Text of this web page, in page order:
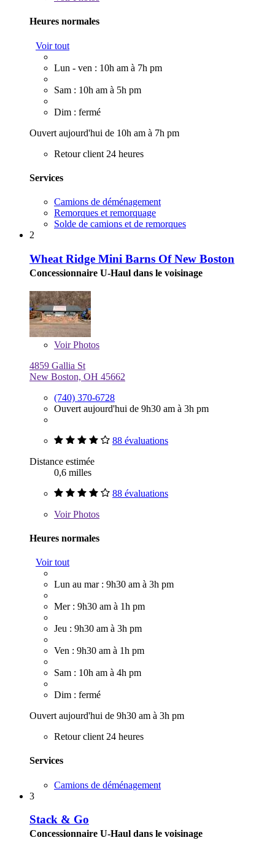
Heures normales
Voir tout
Lun - ven : 10h am à 7h pm
Sam : 10h am à 5h pm
Dim : fermé
Ouvert aujourd'hui de 10h am à 7h pm
Retour client 24 heures
Services
Camions de déménagement
Remorques et remorquage
Solde de camions et de remorques
2
Wheat Ridge Mini Barns Of New Boston
Concessionnaire U-Haul dans le voisinage
VoirPhotos
4859 Gallia St
New Boston, OH 45662
(740) 370-6728
Ouvert aujourd'hui de 9h30 am à 3h pm
88 évaluations
Distance estimée
0,6 milles
88 évaluations
VoirPhotos
Heures normales
Voir tout
Lun au mar : 9h30 am à 3h pm
Mer : 9h30 am à 1h pm
Jeu : 9h30 am à 3h pm
Ven : 9h30 am à 1h pm
Sam : 10h am à 4h pm
Dim : fermé
Ouvert aujourd'hui de 9h30 am à 3h pm
Retour client 24 heures
Services
Camions de déménagement
3
Stack & Go
Concessionnaire U-Haul dans le voisinage